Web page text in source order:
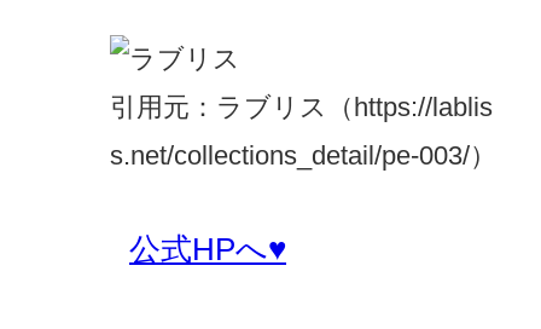
引用元：ラブリス（https://lablis
s.net/collections_detail/pe-003/）
公式HPへ♥